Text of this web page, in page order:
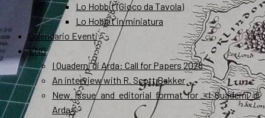
Lo Hobbit (Gioco da Tavola)
Lo Hobbit in miniatura
Calendario Eventi
ENG
I Quaderni di Arda: Call for Papers 2026
An interview with R. Scott Bakker
New Issue and editorial format for «I Quaderni di
Arda»